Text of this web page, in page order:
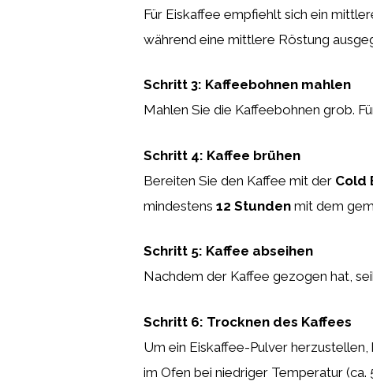
Für Eiskaffee empfiehlt sich ein
während eine mittlere Röstung
Schritt 3: Kaffeebohnen mahlen
Mahlen Sie die Kaffeebohnen grob.
Schritt 4: Kaffee brühen
Bereiten Sie den Kaffee mit der Cold
mindestens 12 Stunden mit dem
Schritt 5: Kaffee abseihen
Nachdem der Kaffee gezogen hat,
Schritt 6: Trocknen des Kaffees
Um ein Eiskaffee-Pulver
im Ofen bei niedriger Temperatur